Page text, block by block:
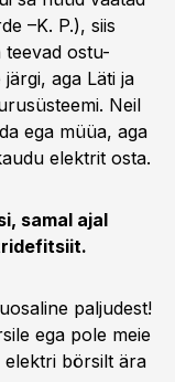
–K. P.), siis
teevad ostu-
aga Läti ja
Neil
ega müüa, aga
elektrit osta.
samal ajal
paljudest!
ega pole meie
börsilt ära